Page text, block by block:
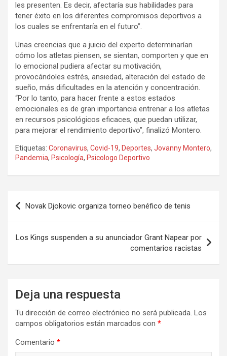
les presenten. Es decir, afectaría sus habilidades para
tener éxito en los diferentes compromisos deportivos a
los cuales se enfrentaría en el futuro”.
Unas creencias que a juicio del experto determinarían
cómo los atletas piensen, se sientan, comporten y que en
lo emocional pudiera afectar su motivación,
provocándoles estrés, ansiedad, alteración del estado de
sueño, más dificultades en la atención y concentración.
“Por lo tanto, para hacer frente a estos estados
emocionales es de gran importancia entrenar a los atletas
en recursos psicológicos eficaces, que puedan utilizar,
para mejorar el rendimiento deportivo”, finalizó Montero.
Etiquetas: Coronavirus, Covid-19, Deportes, Jovanny Montero,
Pandemia, Psicología, Psicologo Deportivo
Navegación
de
entradas
Novak Djokovic organiza torneo benéfico de tenis
Los Kings suspenden a su anunciador Grant Napear por
comentarios racistas
Deja una respuesta
Tu dirección de correo electrónico no será publicada. Los
campos obligatorios están marcados con *
Comentario *